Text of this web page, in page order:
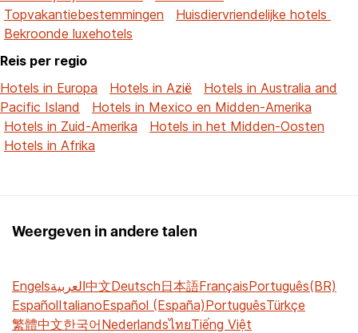
Topvakantiebestemmingen
Huisdiervriendelijke hotels
Bekroonde luxehotels
Reis per regio
Hotels in Europa
Hotels in Azië
Hotels in Australia and
Pacific Island
Hotels in Mexico en Midden-Amerika
Hotels in Zuid-Amerika
Hotels in het Midden-Oosten
Hotels in Afrika
Weergeven in andere talen
Engelsالعربية中文Deutsch日本語FrançaisPortuguês(BR)
EspañolItalianoEspañol (España)PortuguêsTürkçe
繁體中文한국어NederlandsไทยTiếng Việt